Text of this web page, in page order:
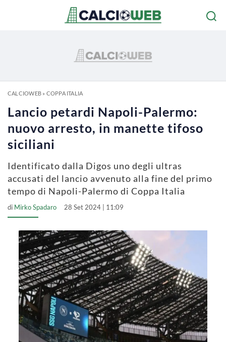
CALCIOWEB» COPPA ITALIA
Lancio petardi Napoli-Palermo:
nuovo arresto, in manette tifoso
siciliani
Identificato dalla Digos uno degli ultras
accusati del lancio avvenuto alla fine del primo
tempo di Napoli-Palermo di Coppa Italia
di Mirko Spadaro 28 Set 2024 | 11:09